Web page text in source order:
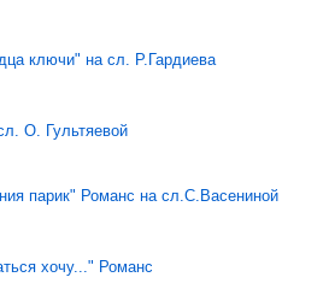
ключи" на сл. Р.Гардиева
О. Гультяевой
парик" Романс на сл.С.Васениной
хочу..." Романс